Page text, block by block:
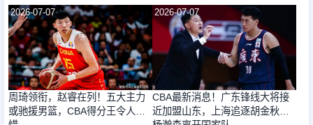
2026-07-07
周琦领衔，赵睿在列！五大主力
或驰援男篮，CBA得分王令人惋
2026-07-07
CBA最新消息！广东锋线大将接
近加盟山东，上海追逐胡金秋，